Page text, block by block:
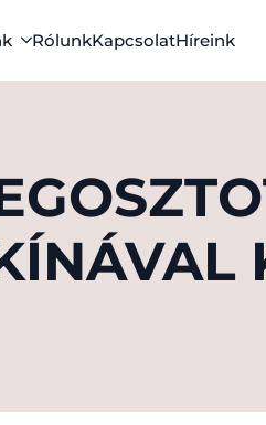
RólunkKapcsolatHíreink